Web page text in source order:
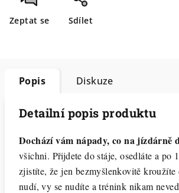
Zeptat se Sdílet
Popis Diskuze
Detailní popis produktu
Dochází vám nápady, co na jízdárně
všichni. Přijdete do stáje, osedláte a po
zjistíte, že jen bezmyšlenkovitě
nudí, vy se nudíte a trénink nikam